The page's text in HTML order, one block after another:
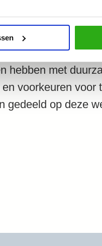
Urban
steden:
uitgezet.
hebben met
voorkeuren voor
gedeeld op deze